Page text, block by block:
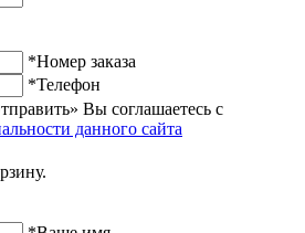
*Номер заказа
*Телефон
Вы соглашаетесь с
данного сайта